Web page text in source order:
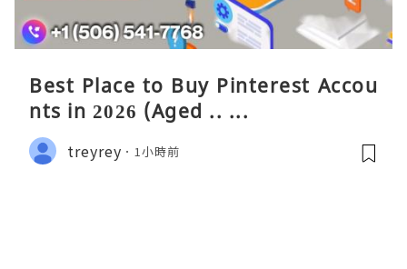
Best Place to Buy Pinterest Accou
nts in 2026 (Aged .. ...
treyrey 1小時前